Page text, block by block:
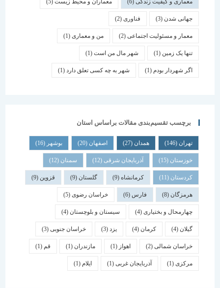
معماری و کیفیت زندگی(6) معماران و محیط زیست(5)
جهانی شدن(3) فناوری (2)
معمار و مسئولیت اجتماعی (2) من و معماری (1)
تنها یک زمین(1) شهر مال من است(1)
اگر شهردار بودم (1) شهر به چه کسی تعلق دارد(1)
برچسب تقسیم‌بندی مقالات براساس استان
همدان اصفهان (20) بوشهر
خوزستان(15) آذربایجان شرقی(12) سمنان (12)
کردستان(11) کرمانشاه(9) گلستان (9) قزوین
هرمزگان(8) فارس خراسان رضوی(5)
چهارمحال و بختیاری (4) سیستان و بلوچستان(4)
کرمان یزد خراسان جنوبی(3)
خراسان شمالی(2) اهواز مازندران(1) قم
(1) آذربایجان غربی(1) ایلام